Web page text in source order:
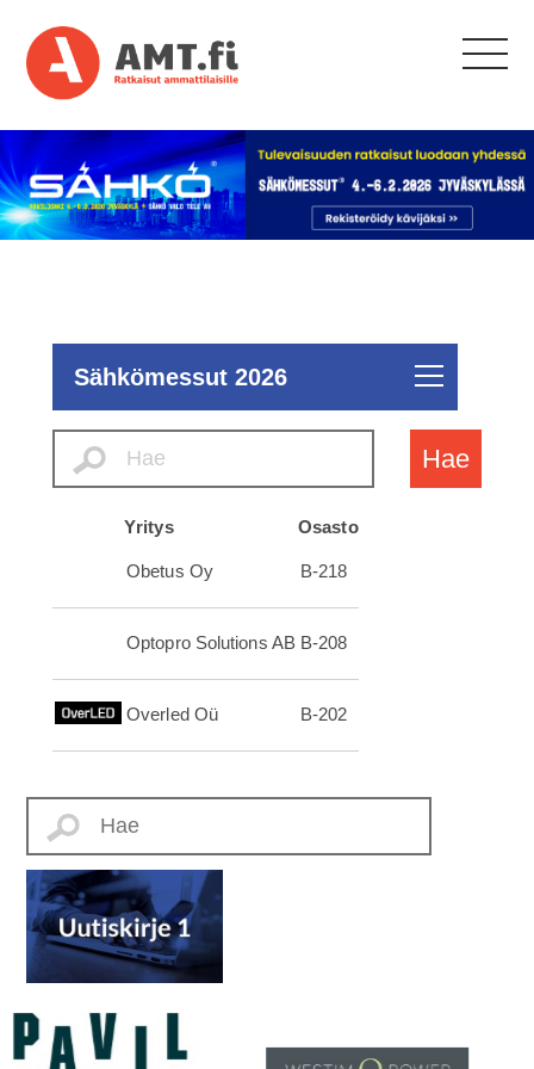
Sähkömessut 2026
Hae
Yritys Osasto
Obetus Oy B-218
Optopro Solutions AB B-208
Overled Oü B-202